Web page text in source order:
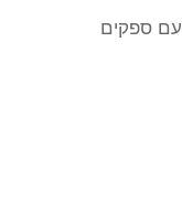
עם ספקים